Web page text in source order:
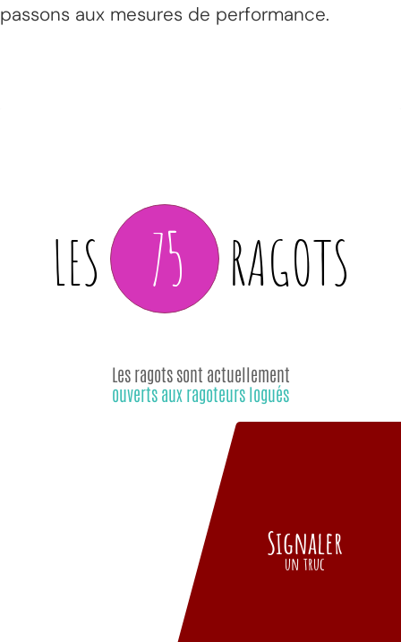
passons aux mesures de performance.
LES 75 RAGOTS
Les ragots sont actuellement
ouverts aux ragoteurs logués
Signaler
un truc